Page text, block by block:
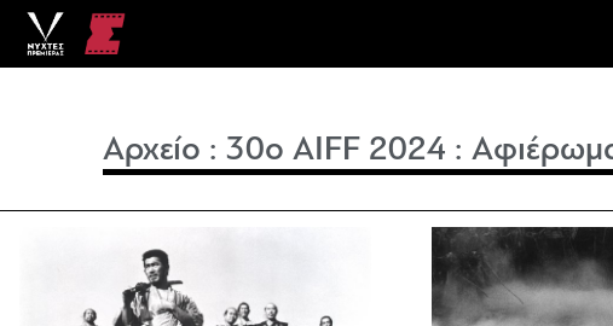
Αρχείο :30o AIFF 2024 :